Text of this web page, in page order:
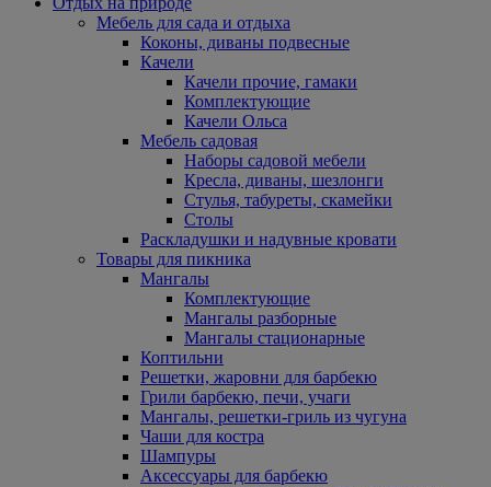
Мебель для сада и отдыха
Коконы, диваны подвесные
Качели
Качели прочие, гамаки
Комплектующие
Качели Ольса
Мебель садовая
Наборы садовой мебели
Кресла, диваны, шезлонги
Стулья, табуреты, скамейки
Столы
Раскладушки и надувные кровати
Товары для пикника
Мангалы
Комплектующие
Мангалы разборные
Мангалы стационарные
Коптильни
Решетки, жаровни для барбекю
Грили барбекю, печи, учаги
Мангалы, решетки-гриль из чугуна
Чаши для костра
Шампуры
Аксессуары для барбекю